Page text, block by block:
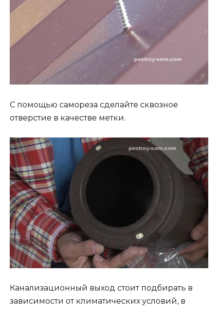
С помощью самореза сделайте сквозное
отверстие в качестве метки.
Канализационный выход стоит подбирать в
зависимости от климатических условий, в